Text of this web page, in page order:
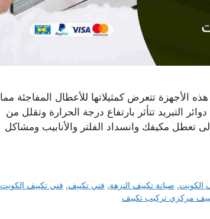
الأجهزة تتعرض كمثيلاتها للأعطال المفاجئة مما
التبريد تتأثر بارتفاع درجة الحرارة وتقلل من
تعطل مكيفك وانسداد الفلتر والأنابيب ومشاكل
الكويت, صيانة تكييف النزهة, فني تكييف, فني تكييف الكويت
مركزي تركيب تكييف